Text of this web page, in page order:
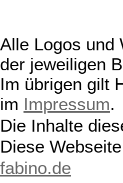
Alle Logos und
der jeweiligen
Im übrigen gilt
im Impressum.
Die Inhalte
Diese
fabino.de